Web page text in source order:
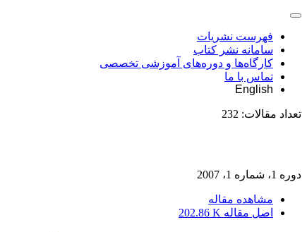
فهرست نشریات
سامانه نشر کتاب
کارگاه‌ها و دوره‌های آموزشی تخصصی
تماس با ما
English
تعداد مقالات: 232
دوره 1، شماره 1، 2007
مشاهده مقاله
اصل مقاله 202.86 K